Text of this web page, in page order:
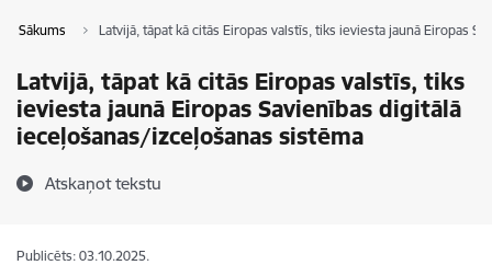
Sākums Latvijā, tāpat kā citās Eiropas valstīs, tiks ieviesta jaunā Eiropas
Latvijā, tāpat kā citās Eiropas valstīs, tiks
ieviesta jaunā Eiropas Savienības digitālā
ieceļošanas/izceļošanas sistēma
Atskaņot tekstu
Publicēts: 03.10.2025.